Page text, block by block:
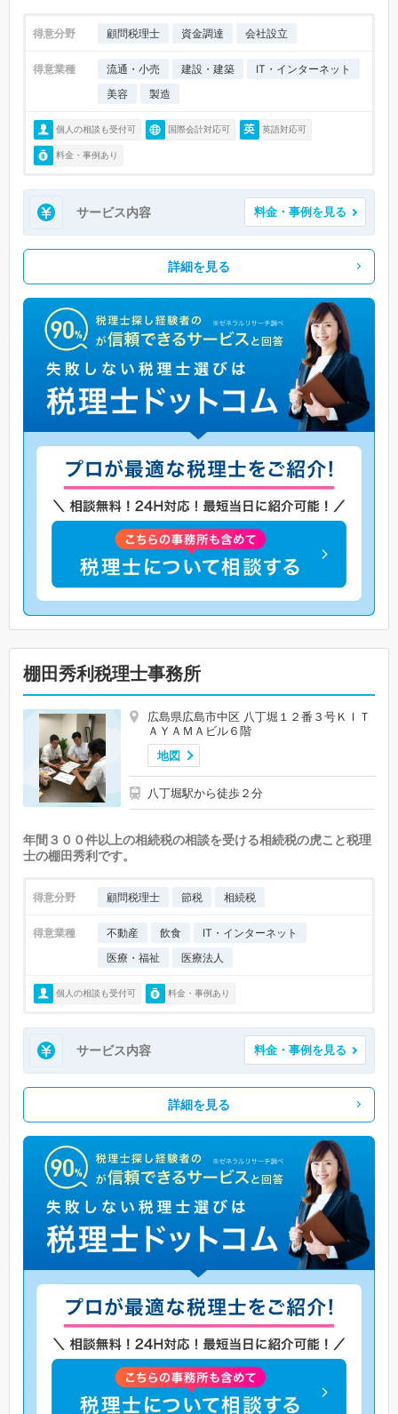
得意分野 顧問税理士 資金調達 会社設立
得意業種 流通・小売 建設・建築
IT・インターネット
美容
製造
個人の相談も受付可 国際会計対応可 英語対応可
料金・事例あり
サービス内容 料金・事例を見る
詳細を見る
棚田秀利税理士事務所
広島県広島市中区 八丁堀１２番３号ＫＩＴ
ＡＹＡＭＡビル６階
地図
八丁堀駅から徒歩２分
年間３００件以上の相続税の相談を受ける相続税の虎こと税理
士の棚田秀利です。
得意分野 顧問税理士 節税 相続税
得意業種 不動産 飲食
IT・インターネット
医療・福祉
医療法人
個人の相談も受付可 料金・事例あり
サービス内容 料金・事例を見る
詳細を見る